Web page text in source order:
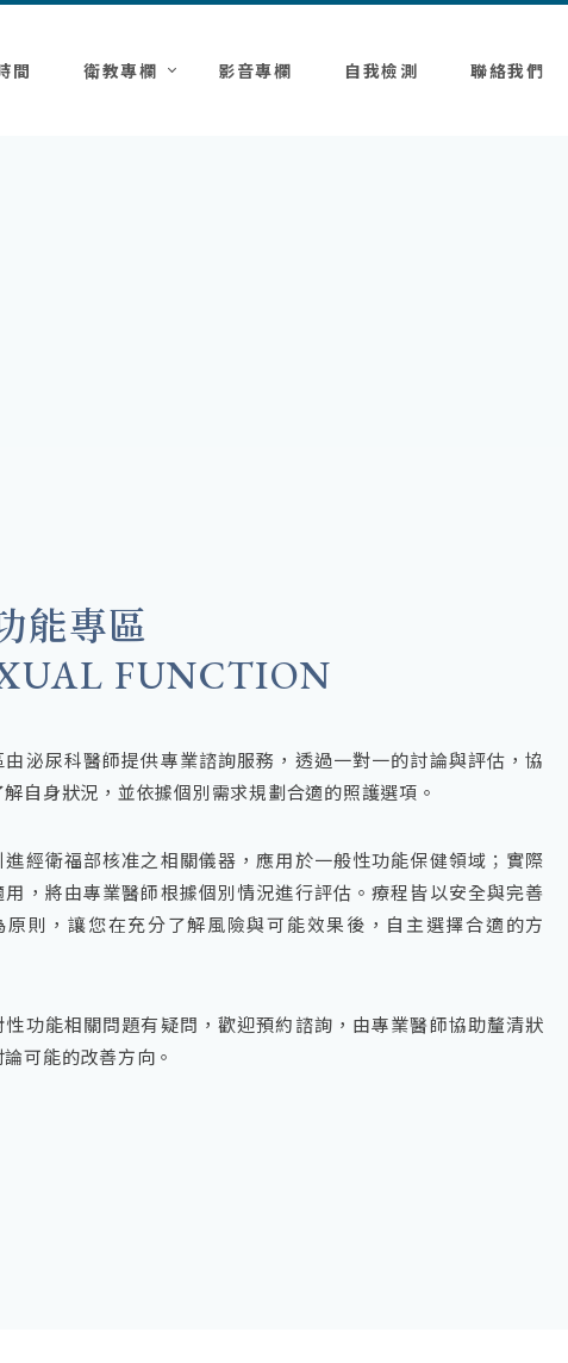
間 衛教專欄 影音專欄 自我檢測 聯絡我們
能專區
FUNCTION
由泌尿科醫師提供專業諮詢服務，透過一對一的討論與評估，協
自身狀況，並依據個別需求規劃合適的照護選項。
進經衛福部核准之相關儀器，應用於一般性功能保健領域；實際
用，將由專業醫師根據個別情況進行評估。療程皆以安全與完善
原則，讓您在充分了解風險與可能效果後，自主選擇合適的方
性功能相關問題有疑問，歡迎預約諮詢，由專業醫師協助釐清狀
可能的改善方向。